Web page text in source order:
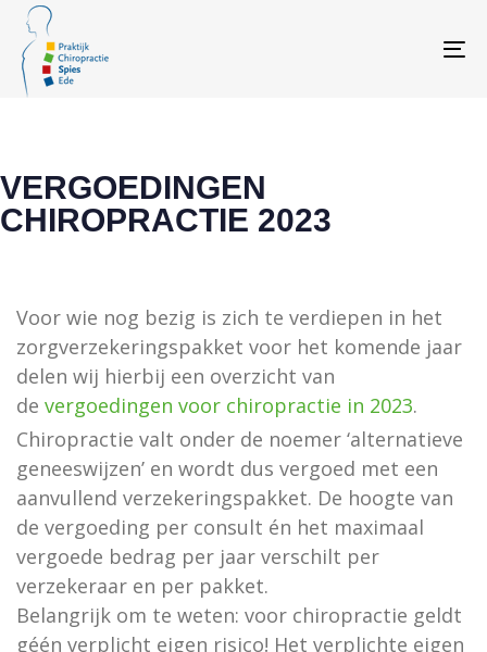
Skip
links
Skip
primary
to
content
VERGOEDINGEN
CHIROPRACTIE 2023
Voor wie nog bezig is zich te verdiepen in het
zorgverzekeringspakket voor het komende jaar
delen wij hierbij een overzicht van
de vergoedingen voor chiropractie in 2023.
Chiropractie valt onder de noemer ‘alternatieve
geneeswijzen’ en wordt dus vergoed met een
aanvullend verzekeringspakket. De hoogte van
de vergoeding per consult én het maximaal
vergoede bedrag per jaar verschilt per
verzekeraar en per pakket.
Belangrijk om te weten: voor chiropractie geldt
géén verplicht eigen risico! Het verplichte eigen